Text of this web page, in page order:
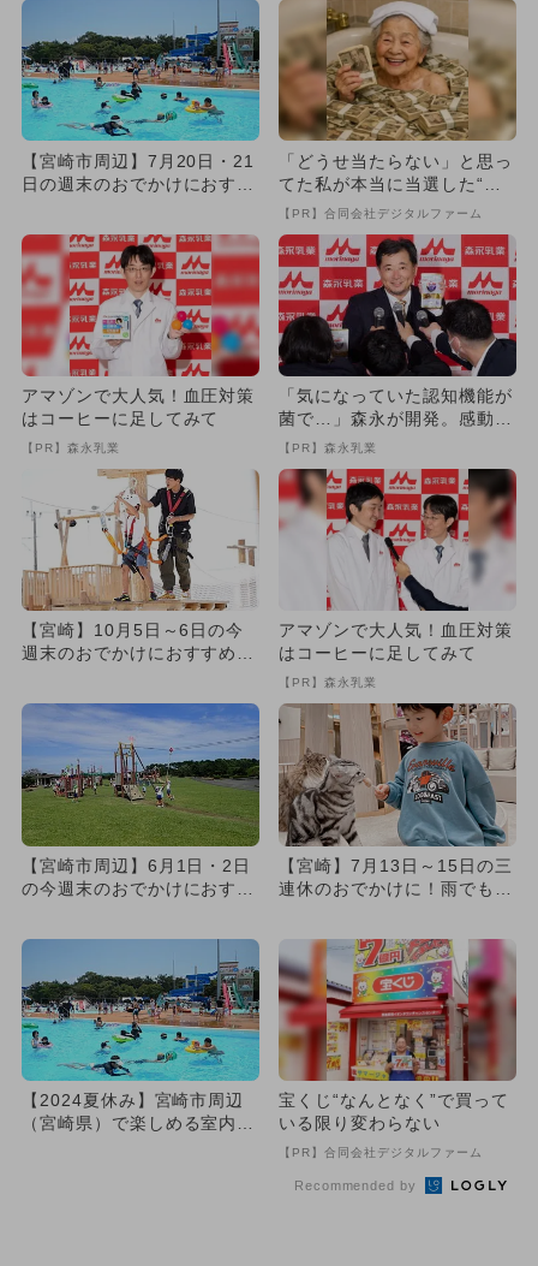
【宮崎市周辺】7月20日・21
日の週末のおでかけにおすす
「どうせ当たらない」と思っ
てた私が本当に当選した“買
い方”がこれ
【PR】合同会社デジタルファーム
アマゾンで大人気！血圧対策
はコーヒーに足してみて
【PR】森永乳業
「気になっていた認知機能が
菌で…」森永が開発。感動の
70代続出
【PR】森永乳業
【宮崎】10月5日～6日の今
週末のおでかけにおすすめ！
アマゾンで大人気！血圧対策
はコーヒーに足してみて
【PR】森永乳業
【宮崎市周辺】6月1日・2日
の今週末のおでかけにおすす
【宮崎】7月13日～15日の三
連休のおでかけに！雨でもO
【2024夏休み】宮崎市周辺
（宮崎県）で楽しめる室内・
宝くじ“なんとなく”で買って
いる限り変わらない
【PR】合同会社デジタルファーム
Recommended by